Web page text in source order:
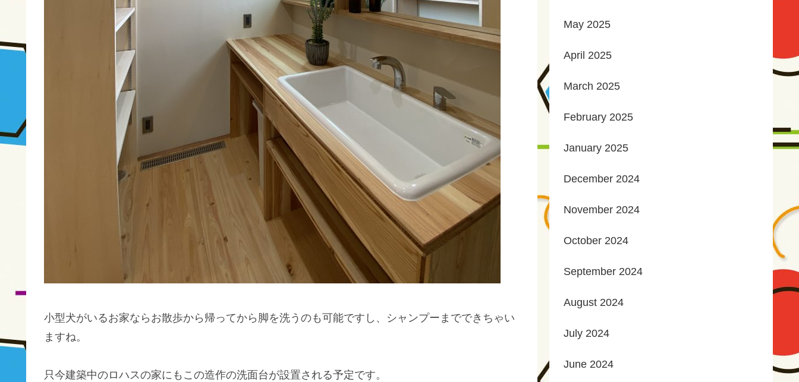
小型犬がいるお家ならお散歩から帰ってから脚を洗うのも可能ですし、シャンプーまでできちゃい
ますね。
只今建築中のロハスの家にもこの造作の洗面台が設置される予定です。
May 2025
April 2025
March 2025
February 2025
January 2025
December 2024
November 2024
October 2024
September 2024
August 2024
July 2024
June 2024